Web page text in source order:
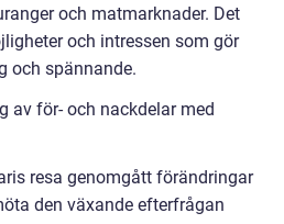
och matmarknader. Det
och intressen som gör
och spännande.
av för- och nackdelar med
resa genomgått förändringar
den växande efterfrågan